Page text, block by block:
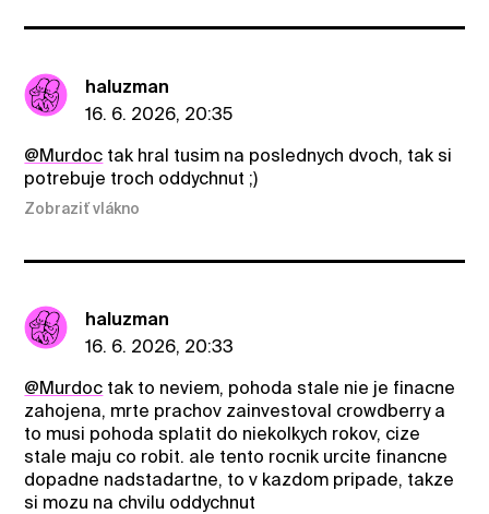
haluzman
16. 6. 2026, 20:35
@Murdoc tak hral tusim na poslednych dvoch, tak si
potrebuje troch oddychnut ;)
Zobraziť vlákno
haluzman
16. 6. 2026, 20:33
@Murdoc tak to neviem, pohoda stale nie je finacne
zahojena, mrte prachov zainvestoval crowdberry a
to musi pohoda splatit do niekolkych rokov, cize
stale maju co robit. ale tento rocnik urcite financne
dopadne nadstadartne, to v kazdom pripade, takze
si mozu na chvilu oddychnut